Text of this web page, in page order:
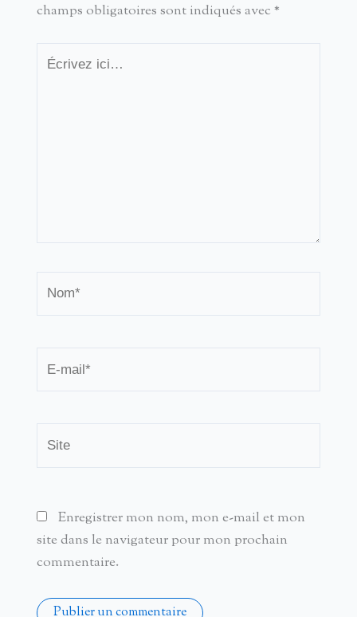
champs obligatoires sont indiqués avec *
Écrivez
mail*
Enregistrer mon nom, mon e-mail et mon
site dans le navigateur pour mon prochain
commentaire.